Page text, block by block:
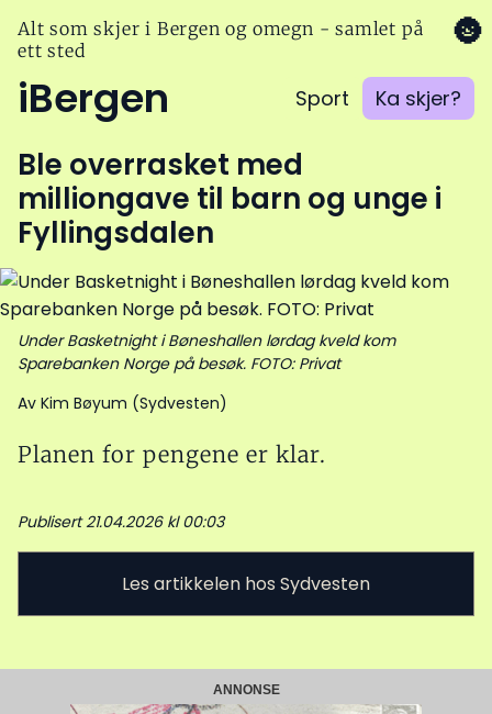
Alt som skjer i Bergen og omegn - samlet på
ett sted
iBergen Sport Ka skjer?
🌚
Ble overrasket med
milliongave til barn og unge i
Fyllingsdalen
Under Basketnight i Bøneshallen lørdag kveld kom
Sparebanken Norge på besøk. FOTO: Privat
Av Kim Bøyum (Sydvesten)
Planen for pengene er klar.
Publisert 21.04.2026 kl 00:03
Les artikkelen hos Sydvesten
ANNONSE